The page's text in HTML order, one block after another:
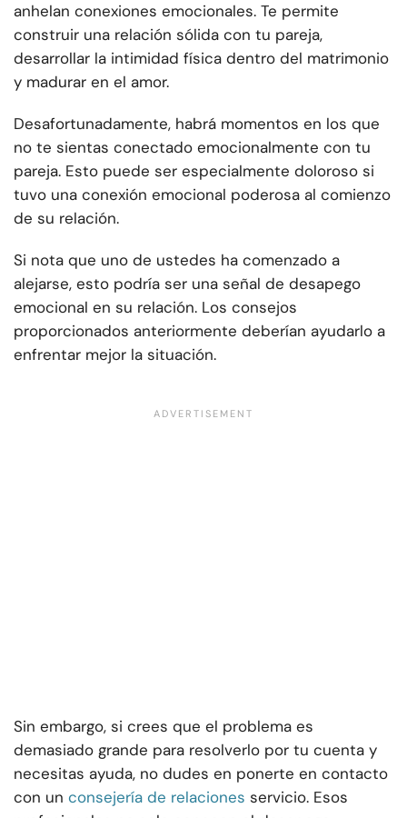
anhelan conexiones emocionales. Te permite
construir una relación sólida con tu pareja,
desarrollar la intimidad física dentro del matrimonio
y madurar en el amor.
Desafortunadamente, habrá momentos en los que
no te sientas conectado emocionalmente con tu
pareja. Esto puede ser especialmente doloroso si
tuvo una conexión emocional poderosa al comienzo
de su relación.
Si nota que uno de ustedes ha comenzado a
alejarse, esto podría ser una señal de desapego
emocional en su relación. Los consejos
proporcionados anteriormente deberían ayudarlo a
enfrentar mejor la situación.
Sin embargo, si crees que el problema es
demasiado grande para resolverlo por tu cuenta y
necesitas ayuda, no dudes en ponerte en contacto
con un consejería de relaciones servicio. Esos